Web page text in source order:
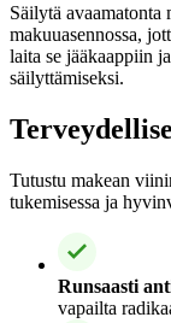
Säilytä avaamatonta
makuuasennossa,
laita se jääkaappiin
säilyttämiseksi.
Tutustu makean
tukemisessa ja
Runsaasti
vapailta